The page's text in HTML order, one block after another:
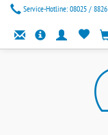
Service-Hotline: 08025 / 8826